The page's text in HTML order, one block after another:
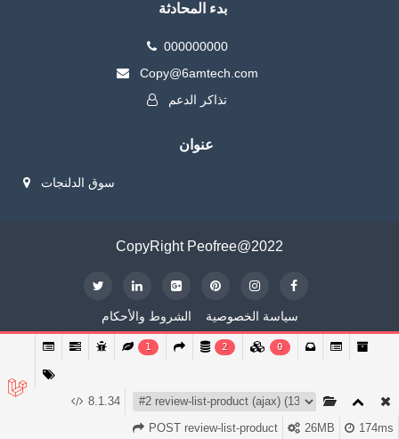
بدء المحادثة
000000000
Copy@6amtech.com
تذاكر الدعم
عنوان
سوق الدلنجات
CopyRight Peofree@2022
الشروط والأحكام سياسة الخصوصية
1 2 0
8.1.34
174ms
26MB
POST review-list-product